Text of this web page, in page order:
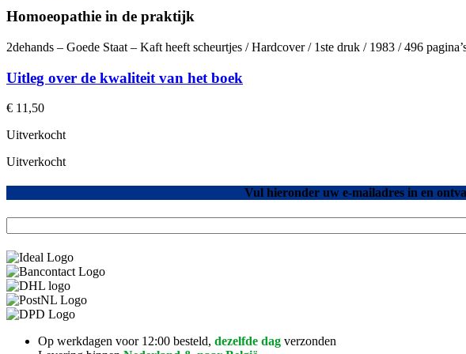
Homoeopathie in de praktijk
2dehands – Goede Staat – Kaft heeft scheurtjes / Hardcover / 1ste druk / 1983 / 496
Uitleg over de kwaliteit van het boek
€ 11,50
Uitverkocht
Uitverkocht
Vul hieronder uw e-mailadres in en
Op werkdagen voor 12:00 besteld, dezelfde dag verzonden